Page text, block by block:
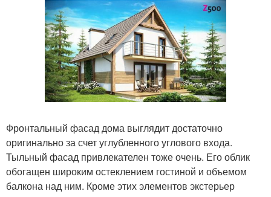
Фронтальный фасад дома выглядит достаточно
оригинально за счет углубленного углового входа.
Тыльный фасад привлекателен тоже очень. Его облик
обогащен широким остеклением гостиной и объемом
балкона над ним. Кроме этих элементов экстерьер